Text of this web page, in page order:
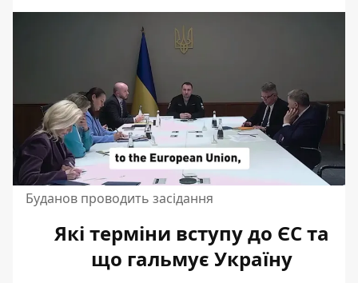
Буданов проводить засідання
Які терміни вступу до ЄС та
що гальмує Україну